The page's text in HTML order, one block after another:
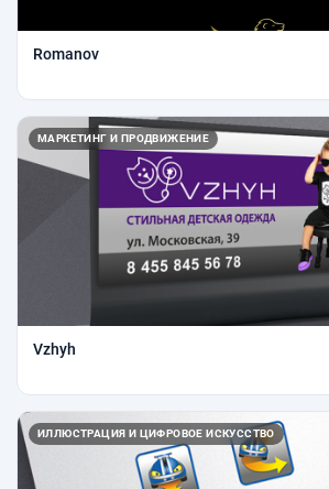
Romanov
МАРКЕТИНГ И ПРОДВИЖЕНИЕ
Vzhyh
ИЛЛЮСТРАЦИЯ И ЦИФРОВОЕ ИСКУССТВО